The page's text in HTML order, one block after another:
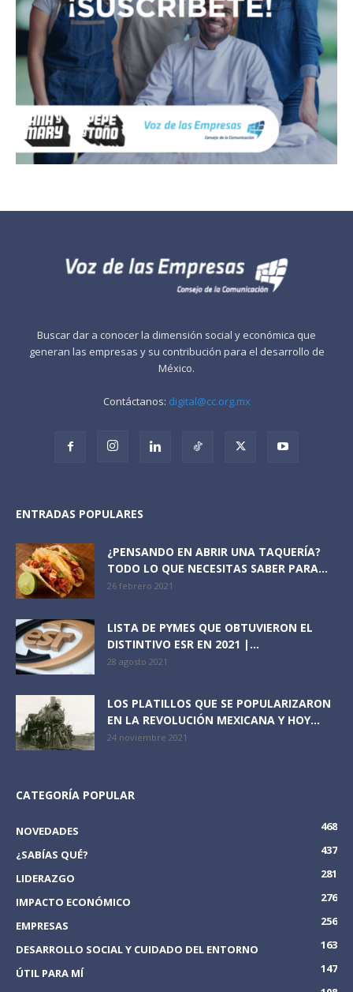
Buscar dar a conocer la dimensión social y económica que
generan las empresas y su contribución para el desarrollo de
México.
Contáctanos: digital@cc.org.mx
ENTRADAS POPULARES
¿PENSANDO EN ABRIR UNA TAQUERÍA?
TODO LO QUE NECESITAS SABER PARA...
26 febrero 2021
LISTA DE PYMES QUE OBTUVIERON EL
DISTINTIVO ESR EN 2021 |...
28 agosto 2021
LOS PLATILLOS QUE SE POPULARIZARON
EN LA REVOLUCIÓN MEXICANA Y HOY...
24 noviembre 2021
CATEGORÍA POPULAR
NOVEDADES
468
¿SABÍAS QUÉ?
437
LIDERAZGO
281
IMPACTO ECONÓMICO
276
EMPRESAS
256
DESARROLLO SOCIAL Y CUIDADO DEL ENTORNO
163
ÚTIL PARA MÍ
147